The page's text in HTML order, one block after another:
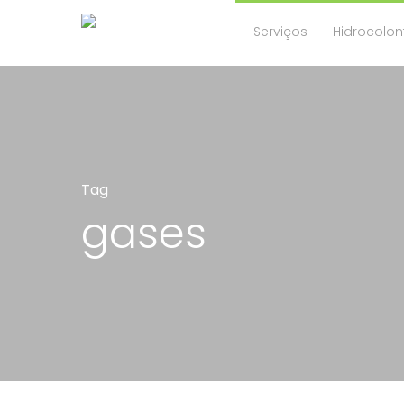
Hit enter to search or ESC to close
Serviços
Tag
gases